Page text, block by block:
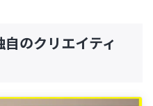
のクリエイティ